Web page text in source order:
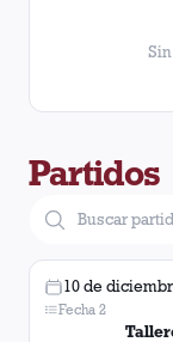
Partidos
10 de
Fecha 2